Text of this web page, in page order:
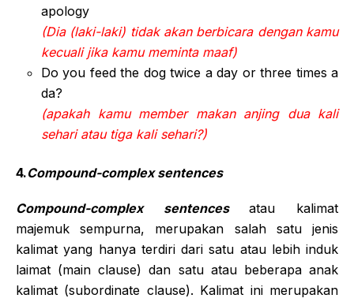
apology
(Dia (laki-laki) tidak akan berbicara dengan kamu
kecuali jika kamu meminta maaf)
Do you feed the dog twice a day or three times a
da?
(apakah kamu member makan anjing dua kali
sehari atau tiga kali sehari?)
4.Compound-complex sentences
Compound-complex sentencesatau kalimat
majemuk sempurna, merupakan salah satu jenis
kalimat yang hanya terdiri dari satu atau lebih induk
laimat (main clause) dan satu atau beberapa anak
kalimat (subordinate clause). Kalimat ini merupakan